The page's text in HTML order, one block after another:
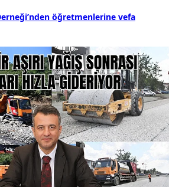
öğretmenlerine vefa